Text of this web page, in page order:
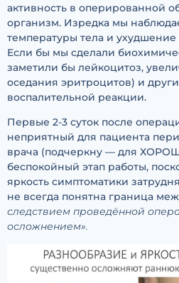
активность в оперированной
организм. Изредка мы
температуры тела и
Если бы мы сделали
заметили бы лейкоцитоз,
оседания эритроцитов) и
воспалительной реакции.
Первые 2-3 суток после
неприятный для пациента
врача (подчеркну — для
беспокойный этап работы,
яркость симптоматики
не всегда понятна граница
следствием проведённой
осложнением».